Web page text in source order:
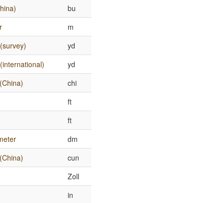
bu
m
yd
yd
chi
ft
ft
dm
cun
Zoll
in